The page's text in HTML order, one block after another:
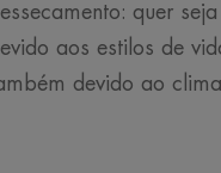
quer
aos estilos de
devido ao